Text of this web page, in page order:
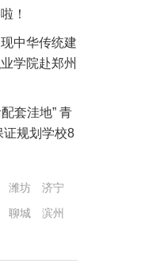
！
中华传统建
学院赴郑州
套洼地” 青
证规划学校8
潍坊
济宁
聊城
滨州